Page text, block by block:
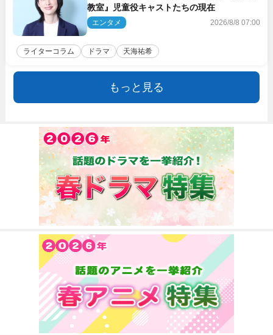
教室』児童役キャストたちの現在
エンタメ 2026/8/8 07:00
ライターコラム ドラマ 天海祐希
もっと見る